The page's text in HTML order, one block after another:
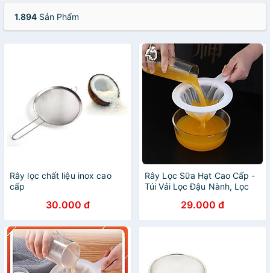
1.894 Sản Phẩm
Rây lọc chất liệu inox cao
cấp
30.000 đ
Rây Lọc Sữa Hạt Cao Cấp -
Túi Vải Lọc Đậu Nành, Lọc
29.000 đ